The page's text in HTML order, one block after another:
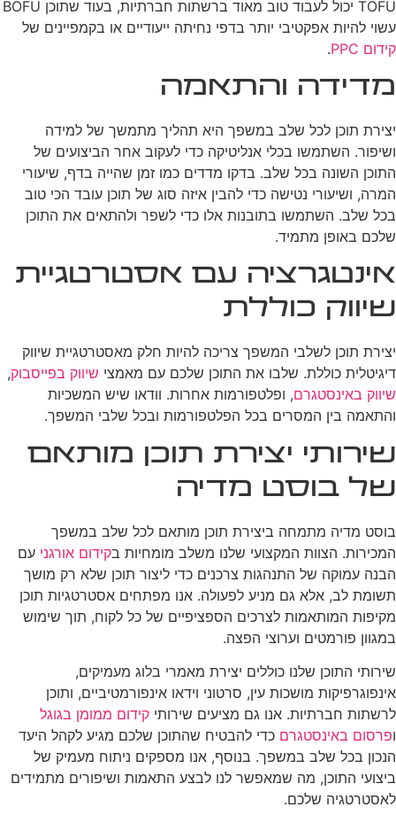
TOFU יכול לעבוד טוב מאוד ברשתות חברתיות, בעוד שתוכן BOFU
עשוי להיות אפקטיבי יותר בדפי נחיתה ייעודיים או בקמפיינים של
קידום PPC
.
מדידה והתאמה
יצירת תוכן לכל שלב במשפך היא תהליך מתמשך של למידה
ושיפור. השתמשו בכלי אנליטיקה כדי לעקוב אחר הביצועים של
התוכן השונה בכל שלב. בדקו מדדים כמו זמן שהייה בדף, שיעורי
המרה, ושיעורי נטישה כדי להבין איזה סוג של תוכן עובד הכי טוב
בכל שלב. השתמשו בתובנות אלו כדי לשפר ולהתאים את התוכן
שלכם באופן מתמיד.
אינטגרציה עם אסטרטגיית
שיווק כוללת
יצירת תוכן לשלבי המשפך צריכה להיות חלק מאסטרטגיית שיווק
דיגיטלית כוללת. שלבו את התוכן שלכם עם מאמצי שיווק בפייסבוק,
שיווק באינסטגרם, ופלטפורמות אחרות. וודאו שיש המשכיות
והתאמה בין המסרים בכל הפלטפורמות ובכל שלבי המשפך.
שירותי יצירת תוכן מותאם
של בוסט מדיה
בוסט מדיה מתמחה ביצירת תוכן מותאם לכל שלב במשפך
המכירות. הצוות המקצועי שלנו משלב מומחיות בקידום אורגני עם
הבנה עמוקה של התנהגות צרכנים כדי ליצור תוכן שלא רק מושך
תשומת לב, אלא גם מניע לפעולה. אנו מפתחים אסטרטגיות תוכן
מקיפות המותאמות לצרכים הספציפיים של כל לקוח, תוך שימוש
במגוון פורמטים וערוצי הפצה.
שירותי התוכן שלנו כוללים יצירת מאמרי בלוג מעמיקים,
אינפוגרפיקות מושכות עין, סרטוני וידאו אינפורמטיביים, ותוכן
לרשתות חברתיות. אנו גם מציעים שירותי קידום ממומן בגוגל
ופרסום באינסטגרם כדי להבטיח שהתוכן שלכם מגיע לקהל היעד
הנכון בכל שלב במשפך. בנוסף, אנו מספקים ניתוח מעמיק של
ביצועי התוכן, מה שמאפשר לנו לבצע התאמות ושיפורים מתמידים
לאסטרטגיה שלכם.